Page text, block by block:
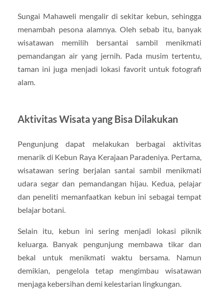
Sungai Mahaweli mengalir di sekitar kebun, sehingga
menambah pesona alamnya. Oleh sebab itu, banyak
wisatawan memilih bersantai sambil menikmati
pemandangan air yang jernih. Pada musim tertentu,
taman ini juga menjadi lokasi favorit untuk fotografi
alam.
Aktivitas Wisata yang Bisa Dilakukan
Pengunjung dapat melakukan berbagai aktivitas
menarik di Kebun Raya Kerajaan Paradeniya. Pertama,
wisatawan sering berjalan santai sambil menikmati
udara segar dan pemandangan hijau. Kedua, pelajar
dan peneliti memanfaatkan kebun ini sebagai tempat
belajar botani.
Selain itu, kebun ini sering menjadi lokasi piknik
keluarga. Banyak pengunjung membawa tikar dan
bekal untuk menikmati waktu bersama. Namun
demikian, pengelola tetap mengimbau wisatawan
menjaga kebersihan demi kelestarian lingkungan.